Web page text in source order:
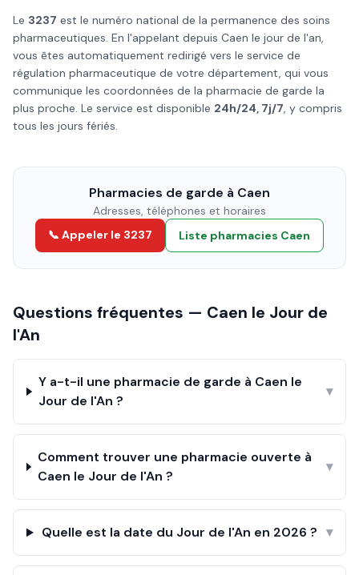
Le 3237 est le numéro national de la permanence des soins
pharmaceutiques. En l'appelant depuis Caen le jour de l'an,
vous êtes automatiquement redirigé vers le service de
régulation pharmaceutique de votre département, qui vous
communique les coordonnées de la pharmacie de garde la
plus proche. Le service est disponible 24h/24, 7j/7, y compris
tous les jours fériés.
Pharmacies de garde à Caen
Adresses, téléphones et horaires
📞 Appeler le 3237
Liste pharmacies Caen
Questions fréquentes — Caen le Jour de
l'An
Y a-t-il une pharmacie de garde à Caen le
Jour de l'An ?
▾
Comment trouver une pharmacie ouverte à
Caen le Jour de l'An ?
▾
Quelle est la date du Jour de l'An en 2026 ? ▾